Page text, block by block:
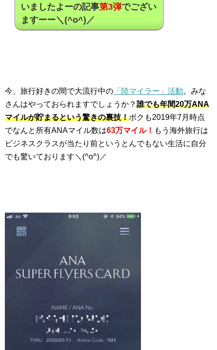
いましたよーの記事第3弾でござい
ますーー＼(^o^)／
今、旅行好きの間で大流行中の 「陸マイラー」活動。みな
さんはやっておられますでしょうか？ 誰でも年間20万ANA
マイルが貯まるという驚きの裏技！ボクも2019年7月時点
でなんと所有ANAマイル数は63万マイル！ もう海外旅行は
ビジネスクラスが当たり前というとんでもない生活に自分
でも驚いております＼(^o^)／